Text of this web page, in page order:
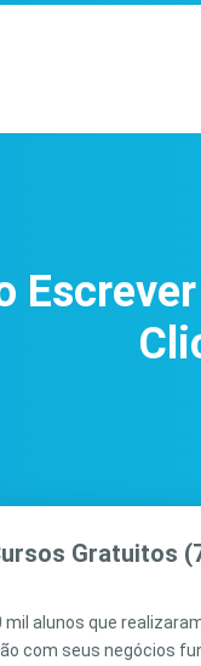
Gratuitos
mil alunos que
com seus negócios